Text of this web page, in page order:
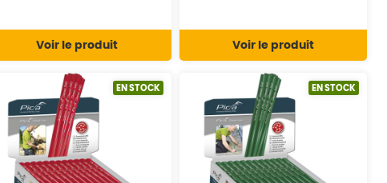
Voir le produit Voir le produit
EN STOCK EN STOCK